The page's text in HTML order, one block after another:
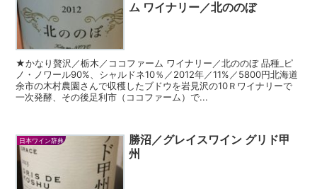
ム ワイナリー／北ののぼ
★かなり贅沢／栃木／ココファーム ワイナリー／北ののぼ 品種_ピ
ノ・ノワール90%、シャルドネ10％／2012年／11%／5800円北海道
余市の木村農園さんで収穫したブドウを岩見沢の10Ｒワイナリーで
一次発酵、その後足利市（ココファーム）で...
日本ワイン辞典
勝沼／グレイスワイン グリド甲
州